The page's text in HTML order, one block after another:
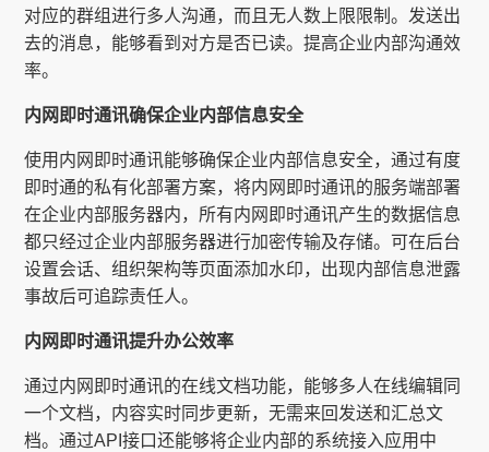
对应的群组进行多人沟通，而且无人数上限限制。发送出
去的消息，能够看到对方是否已读。提高企业内部沟通效
率。
内网即时通讯确保企业内部信息安全
使用内网即时通讯能够确保企业内部信息安全，通过有度
即时通的私有化部署方案，将内网即时通讯的服务端部署
在企业内部服务器内，所有内网即时通讯产生的数据信息
都只经过企业内部服务器进行加密传输及存储。可在后台
设置会话、组织架构等页面添加水印，出现内部信息泄露
事故后可追踪责任人。
内网即时通讯提升办公效率
通过内网即时通讯的在线文档功能，能够多人在线编辑同
一个文档，内容实时同步更新，无需来回发送和汇总文
档。通过API接口还能够将企业内部的系统接入应用中